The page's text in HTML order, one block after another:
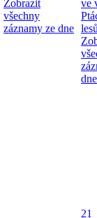
Zobrazit
všechny
záznamy ze dne
ve
dne
21